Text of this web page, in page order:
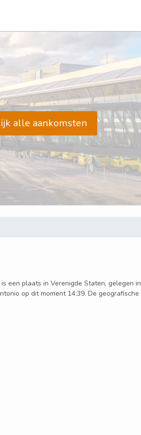
alle aankomsten
een plaats in Verenigde Staten, gelegen
op dit moment 14:39. De